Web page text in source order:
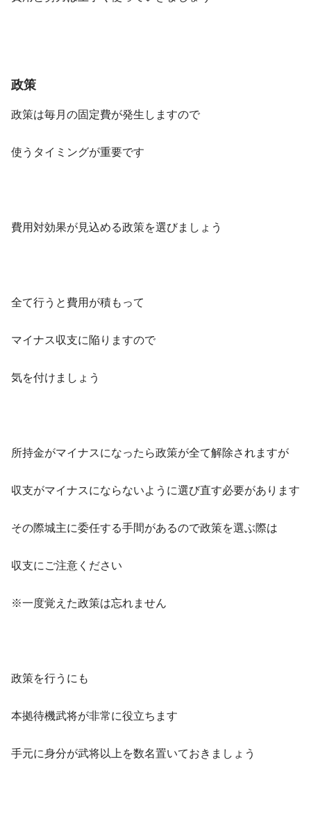
政策
政策は毎月の固定費が発生しますので
使うタイミングが重要です
費用対効果が見込める政策を選びましょう
全て行うと費用が積もって
マイナス収支に陥りますので
気を付けましょう
所持金がマイナスになったら政策が全て解除されますが
収支がマイナスにならないように選び直す必要があります
その際城主に委任する手間があるので政策を選ぶ際は
収支にご注意ください
※一度覚えた政策は忘れません
政策を行うにも
本拠待機武将が非常に役立ちます
手元に身分が武将以上を数名置いておきましょう